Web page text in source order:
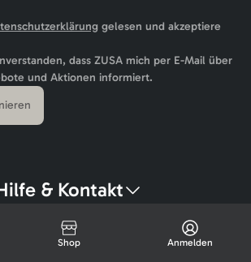
gelesen und akzeptiere
dass ZUSA mich per E-Mail über
und Aktionen informiert.
& Kontakt
Shop Anmelden